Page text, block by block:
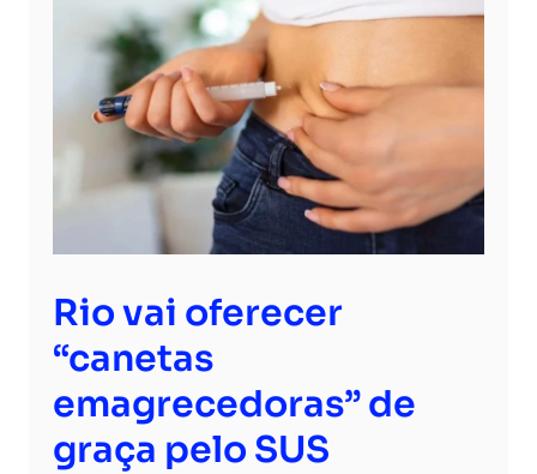
Rio vai oferecer
“canetas
emagrecedoras” de
graça pelo SUS